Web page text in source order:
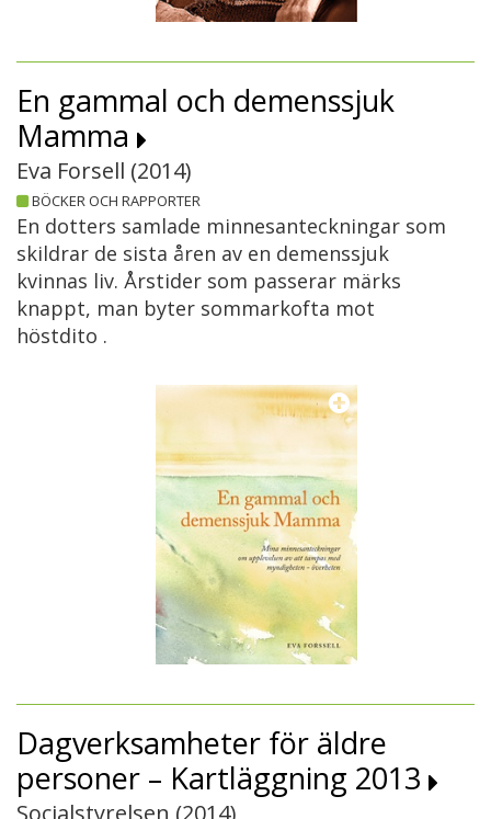
En gammal och demenssjuk
Mamma
Eva Forsell (2014)
BÖCKER OCH RAPPORTER
En dotters samlade minnesanteckningar som
skildrar de sista åren av en demenssjuk
kvinnas liv. Årstider som passerar märks
knappt, man byter sommarkofta mot
höstdito .
Dagverksamheter för äldre
personer – Kartläggning 2013